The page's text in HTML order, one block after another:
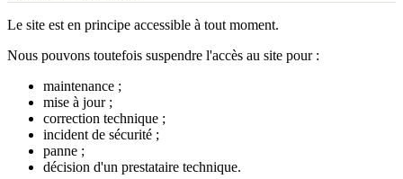
Le site est en principe accessible à tout moment.
Nous pouvons toutefois suspendre l'accès au site pour :
maintenance ;
mise à jour ;
correction technique ;
incident de sécurité ;
panne ;
décision d'un prestataire technique.